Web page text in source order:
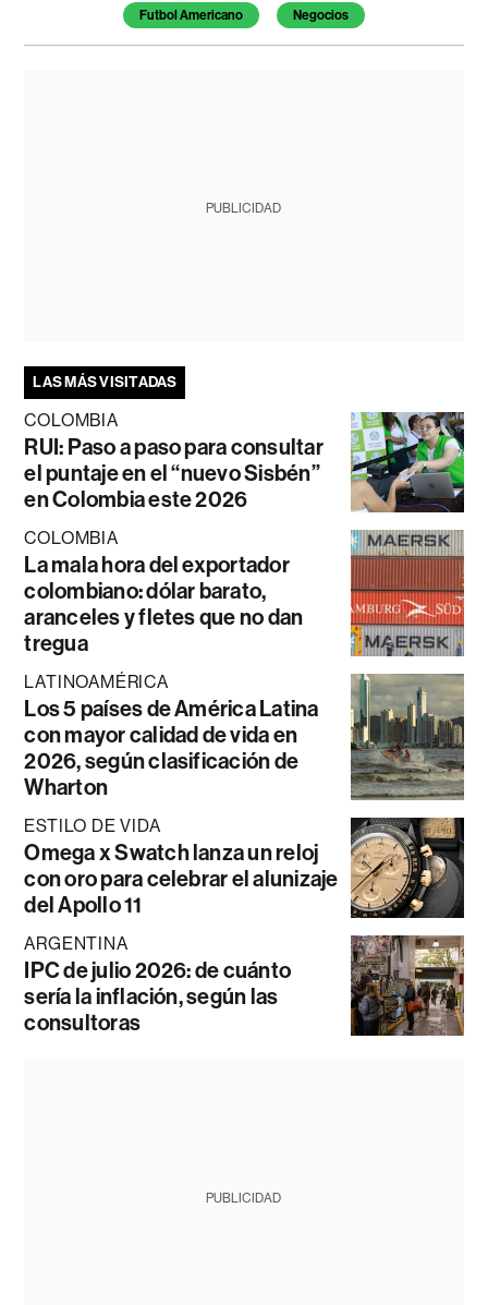
Futbol Americano Negocios
PUBLICIDAD
LAS MÁS VISITADAS
COLOMBIA
RUI: Paso a paso para consultar
el puntaje en el “nuevo Sisbén”
en Colombia este 2026
COLOMBIA
La mala hora del exportador
colombiano: dólar barato,
aranceles y fletes que no dan
tregua
LATINOAMÉRICA
Los 5 países de América Latina
con mayor calidad de vida en
2026, según clasificación de
Wharton
ESTILO DE VIDA
Omega x Swatch lanza un reloj
con oro para celebrar el alunizaje
del Apollo 11
ARGENTINA
IPC de julio 2026: de cuánto
sería la inflación, según las
consultoras
PUBLICIDAD